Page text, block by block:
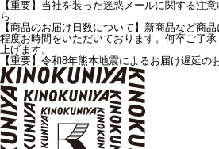
【重要】当社を装った迷惑メールに関する注
ら
【商品のお届け日数について】新商品など商
程度お時間をいただいております。何卒ご了
上げます。
【重要】令和8年熊本地震によるお届け遅延の